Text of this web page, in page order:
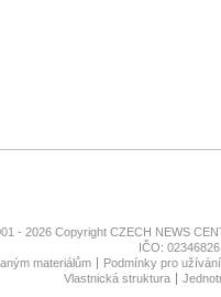
- 2026 Copyright CZECH NEWS
IČO:
materiálům
Podmínky pro
Vlastnická struktura